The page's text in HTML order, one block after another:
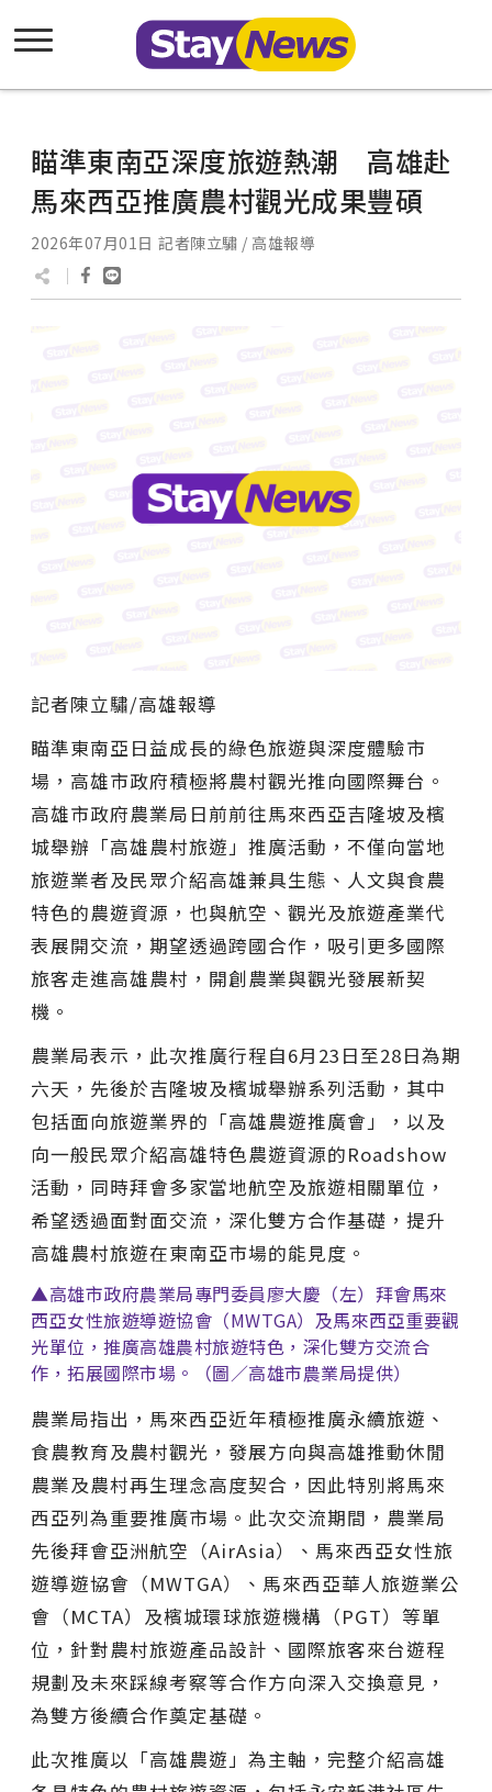
瞄準東南亞深度旅遊熱潮 高雄赴
馬來西亞推廣農村觀光成果豐碩
2026年07月01日 記者陳立驌 / 高雄報導
記者陳立驌/高雄報導
瞄準東南亞日益成長的綠色旅遊與深度體驗市
場，高雄市政府積極將農村觀光推向國際舞台。
高雄市政府農業局日前前往馬來西亞吉隆坡及檳
城舉辦「高雄農村旅遊」推廣活動，不僅向當地
旅遊業者及民眾介紹高雄兼具生態、人文與食農
特色的農遊資源，也與航空、觀光及旅遊產業代
表展開交流，期望透過跨國合作，吸引更多國際
旅客走進高雄農村，開創農業與觀光發展新契
機。
農業局表示，此次推廣行程自6月23日至28日為期
六天，先後於吉隆坡及檳城舉辦系列活動，其中
包括面向旅遊業界的「高雄農遊推廣會」，以及
向一般民眾介紹高雄特色農遊資源的Roadshow
活動，同時拜會多家當地航空及旅遊相關單位，
希望透過面對面交流，深化雙方合作基礎，提升
高雄農村旅遊在東南亞市場的能見度。
▲高雄市政府農業局專門委員廖大慶（左）拜會馬來
西亞女性旅遊導遊協會（MWTGA）及馬來西亞重要觀
光單位，推廣高雄農村旅遊特色，深化雙方交流合
作，拓展國際市場。（圖／高雄市農業局提供）
農業局指出，馬來西亞近年積極推廣永續旅遊、
食農教育及農村觀光，發展方向與高雄推動休閒
農業及農村再生理念高度契合，因此特別將馬來
西亞列為重要推廣市場。此次交流期間，農業局
先後拜會亞洲航空（AirAsia）、馬來西亞女性旅
遊導遊協會（MWTGA）、馬來西亞華人旅遊業公
會（MCTA）及檳城環球旅遊機構（PGT）等單
位，針對農村旅遊產品設計、國際旅客來台遊程
規劃及未來踩線考察等合作方向深入交換意見，
為雙方後續合作奠定基礎。
此次推廣以「高雄農遊」為主軸，完整介紹高雄